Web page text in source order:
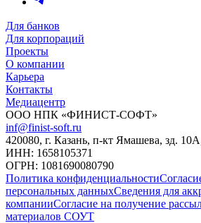
Для банков
Для корпораций
Проекты
О компании
Карьера
Контакты
Медиацентр
ООО НПК «ФИНИСТ-СОФТ»
inf@finist-soft.ru
420080, г. Казань, п-кт Ямашева, зд.
ИНН: 1658105371
ОГРН: 1081690080790
Политика конфиденциальности
персональных данныхСведения для
компанииСогласие на получение
материалов СОУТ